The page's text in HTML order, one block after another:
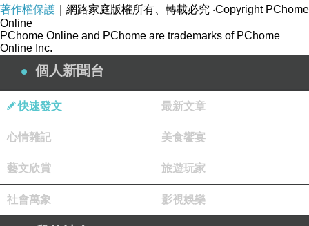
著作權保護 ｜網路家庭版權所有、轉載必究 ‧Copyright PChome
Online
PChome Online and PChome are trademarks of PChome
Online Inc.
個人新聞台
快速發文 最新文章
心情雜記 美食饗宴
藝文欣賞 旅遊玩家
社會萬象 影視娛樂